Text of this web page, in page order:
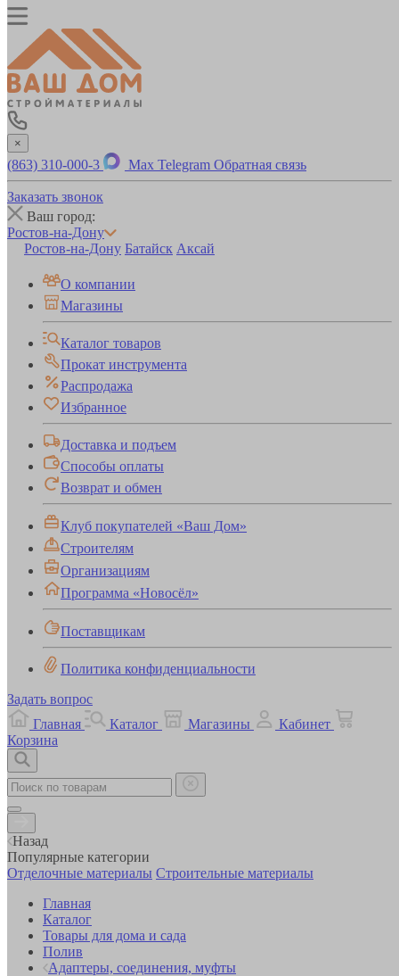
×
(863) 310-000-3 Max Telegram Обратная связь
Заказать звонок
Ваш город:
Ростов-на-Дону
Ростов-на-Дону Батайск Аксай
О компании
Магазины
Каталог товаров
Прокат инструмента
Распродажа
Избранное
Доставка и подъем
Способы оплаты
Возврат и обмен
Клуб покупателей «Ваш Дом»
Строителям
Организациям
Программа «Новосёл»
Поставщикам
Политика конфиденциальности
Задать вопрос
Главная
Каталог Магазины
Кабинет
Корзина
Назад
Популярные категории
Отделочные материалы Строительные материалы
Главная
Каталог
Товары для дома и сада
Полив
Адаптеры, соединения, муфты